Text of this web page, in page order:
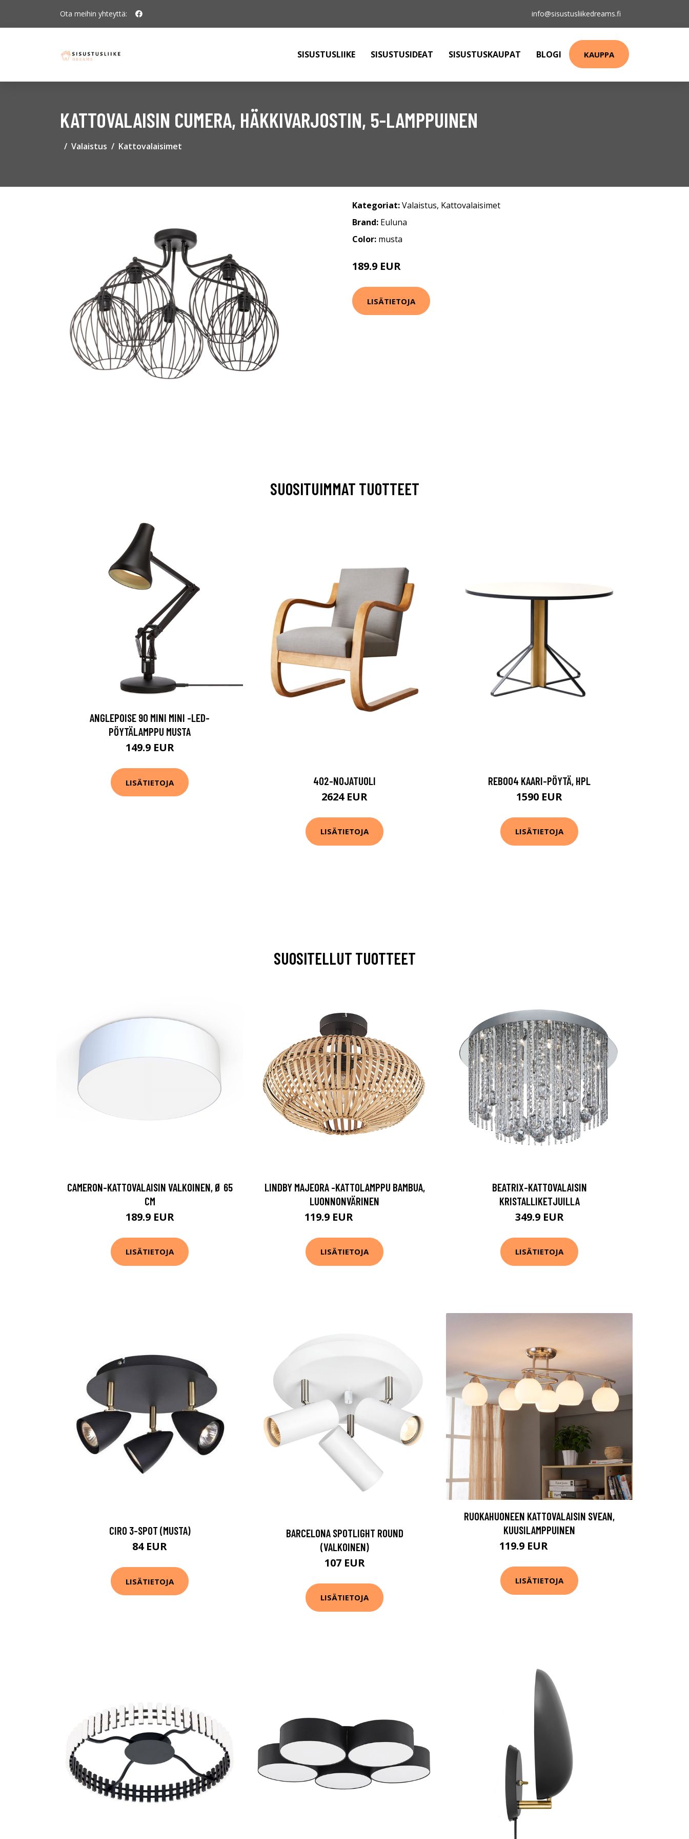
Ota meihin yhteyttä: info@sisustusliikedreams.fi
SISUSTUSLIIKE SISUSTUSIDEAT SISUSTUSKAUPAT BLOGI KAUPPA
KATTOVALAISIN CUMERA, HÄKKIVARJOSTIN, 5-LAMPPUINEN
Valaistus Kattovalaisimet
Kategoriat:Valaistus, Kattovalaisimet
Brand: Euluna
Color: musta
189.9 EUR
LISÄTIETOJA
SUOSITUIMMAT TUOTTEET
ANGLEPOISE 90 MINI MINI -LED-
PÖYTÄLAMPPU MUSTA
149.9 EUR
LISÄTIETOJA 402-NOJATUOLI
2624 EUR
LISÄTIETOJA
REB004 KAARI-PÖYTÄ, HPL
1590 EUR
LISÄTIETOJA
SUOSITELLUT TUOTTEET
CAMERON-KATTOVALAISIN VALKOINEN, Ø 65
CM
189.9 EUR
LISÄTIETOJA
LINDBY MAJEORA -KATTOLAMPPU BAMBUA,
LUONNONVÄRINEN
119.9 EUR
LISÄTIETOJA
BEATRIX-KATTOVALAISIN
KRISTALLIKETJUILLA
349.9 EUR
LISÄTIETOJA
CIRO 3-SPOT (MUSTA)
84 EUR
LISÄTIETOJA
BARCELONA SPOTLIGHT ROUND
(VALKOINEN)
107 EUR
LISÄTIETOJA
RUOKAHUONEEN KATTOVALAISIN SVEAN,
KUUSILAMPPUINEN
119.9 EUR
LISÄTIETOJA